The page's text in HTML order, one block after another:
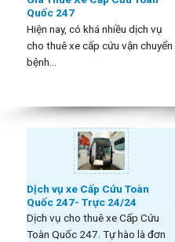
Quốc 247
Hiện nay, có khá nhiều dịch vụ
cho thuê xe cấp cứu vận chuyển
bệnh...
Dịch vụ xe Cấp Cứu Toàn
Quốc 247- Trực 24/24
Dịch vụ cho thuê xe Cấp Cứu
Toàn Quốc 247. Tự hào là đơn